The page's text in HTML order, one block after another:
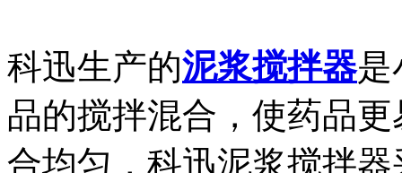
科迅生产的泥浆搅拌器是
品的搅拌混合，使药品
合均匀，科迅泥浆搅拌